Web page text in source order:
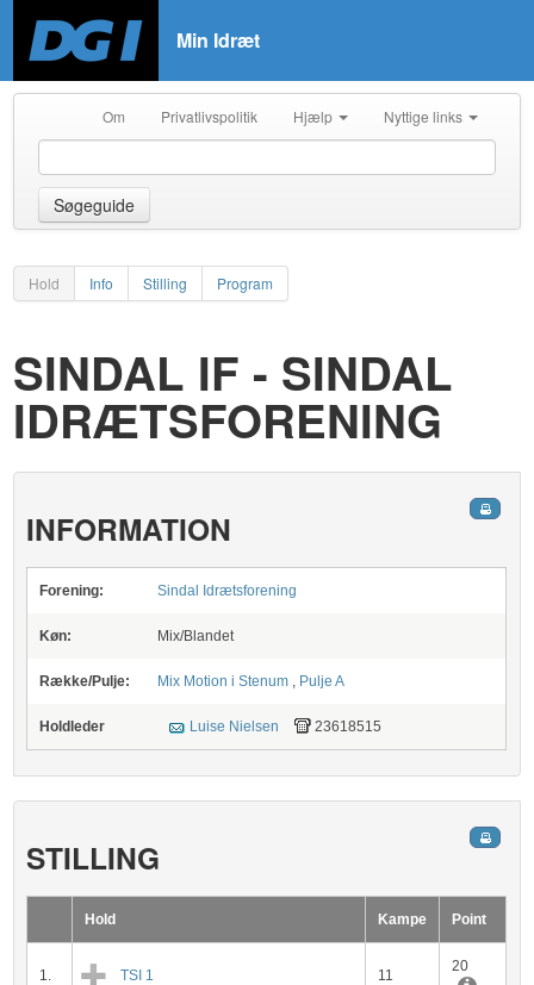
Min Idræt
Om Privatlivspolitik Hjælp Nyttige links
Søgeguide
Hold Info Stilling Program
SINDAL IF - SINDAL
IDRÆTSFORENING
INFORMATION
Forening: Sindal Idrætsforening
Køn: Mix/Blandet
Række/Pulje: Mix Motion i Stenum , Pulje A
Holdleder Luise Nielsen 23618515
STILLING
Hold Kampe Point
1. TSI 1 11
20